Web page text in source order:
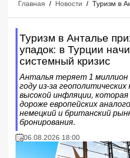
Главная / Новости /
Туризм в Анталье
упадок: в Турции
системный кризис
Анталья теряет 1 миллион
году из-за
высокой инфляции,
дороже европейских
немецкий и британский
бронирования.
06.08.2026 18:00